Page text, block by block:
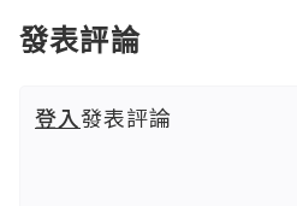
發表評論
登入發表評論